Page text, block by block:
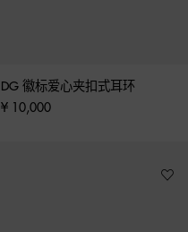
DG 徽标爱心夹扣式耳环
¥ 10,000